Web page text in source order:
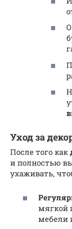
Уход за
После того как
и полностью
ухаживать,
мягкой
мебели